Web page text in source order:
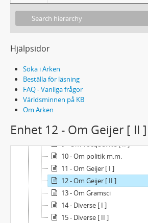
Hjälpsidor
Söka i Arken
Beställa för läsning
FAQ - Vanliga frågor
Världsminnen på KB
Om Arken
Enhet 12 - Om Geijer [ II ]
3 - Biographica
4 - Anteckningar
5 - Arbetsmaterial
4 - Om Afrika
5 - Om Italien
8 - Om Tocqueville [ I ]
9 - Om Tocqueville [ II ]
10 - Om politik m.m.
11 - Om Geijer [ I ]
12 - Om Geijer [ II ]
13 - Om Gramsci
14 - Diverse [ I ]
15 - Diverse [ II ]